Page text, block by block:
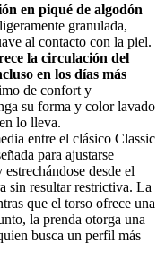
en piqué de algodón
granulada,
al contacto con la piel.
la circulación del
en los días más
de confort y
su forma y color lavado
lo lleva.
entre el clásico Classic
para ajustarse
desde el
sin resultar restrictiva. La
que el torso ofrece una
la prenda otorga una
busca un perfil más